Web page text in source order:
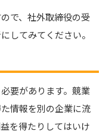
で、社外取締役の受
してみてください。
要があります。競業
情報を別の企業に流
を得たりしてはいけ